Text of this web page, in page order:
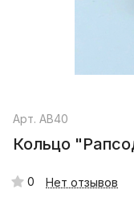
Арт. AB40
Кольцо
0 Нет отзывов